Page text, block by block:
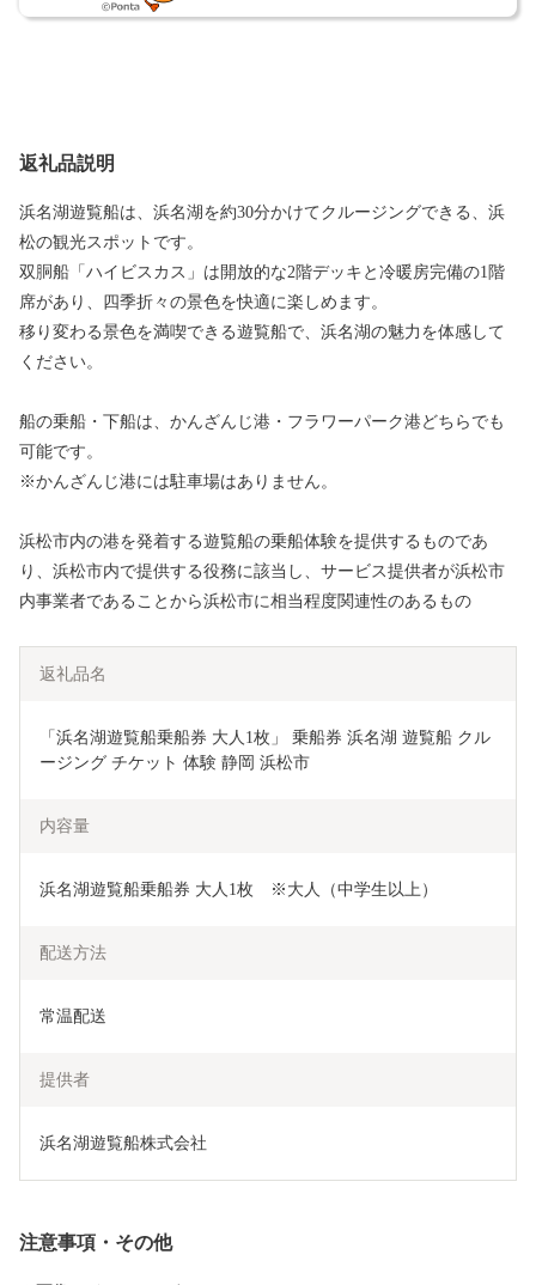
返礼品説明
浜名湖遊覧船は、浜名湖を約30分かけてクルージングできる、浜
松の観光スポットです。
双胴船「ハイビスカス」は開放的な2階デッキと冷暖房完備の1階
席があり、四季折々の景色を快適に楽しめます。
移り変わる景色を満喫できる遊覧船で、浜名湖の魅力を体感して
ください。
船の乗船・下船は、かんざんじ港・フラワーパーク港どちらでも
可能です。
※かんざんじ港には駐車場はありません。
浜松市内の港を発着する遊覧船の乗船体験を提供するものであ
り、浜松市内で提供する役務に該当し、サービス提供者が浜松市
内事業者であることから浜松市に相当程度関連性のあるもの
返礼品名
「浜名湖遊覧船乗船券 大人1枚」 乗船券 浜名湖 遊覧船 クル
ージング チケット 体験 静岡 浜松市
内容量
浜名湖遊覧船乗船券 大人1枚　※大人（中学生以上）
配送方法
常温配送
提供者
浜名湖遊覧船株式会社
注意事項・その他